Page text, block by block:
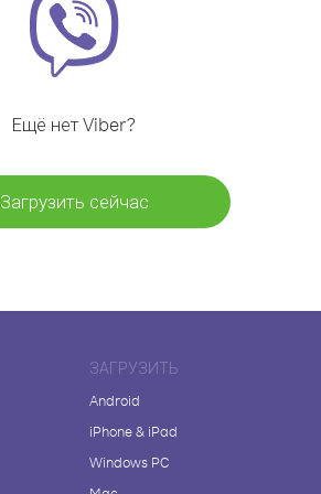
Ещё нет Viber?
Загрузить сейчас
ЗАГРУЗИТЬ
Android
iPhone & iPad
Windows PC